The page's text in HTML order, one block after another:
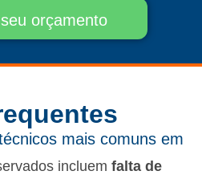
orçamento
mais comuns em
incluem falta de